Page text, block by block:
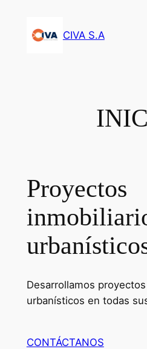
contenido
CIVA S.A
Proyectos
Desarrollamos
urbanísticos en todas
CONTÁCTANOS